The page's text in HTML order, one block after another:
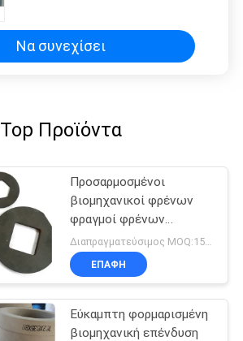
Να συνεχίσει
Top Προϊόντα
Προσαρμοσμένοι
βιομηχανικοί φρένων
φραγμοί φρένων
παχυμετρικών διαβητών
ευελιξίας επένδυσης
υψηλοί
ΕΠΑΦΉ
Εύκαμπτη φορμαρισμένη
βιομηχανική επένδυση